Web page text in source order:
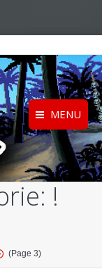
MENU
!
(Page 3)